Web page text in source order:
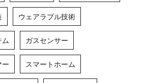
ウェアラブル技術
ム ガスセンサー
ー スマートホーム